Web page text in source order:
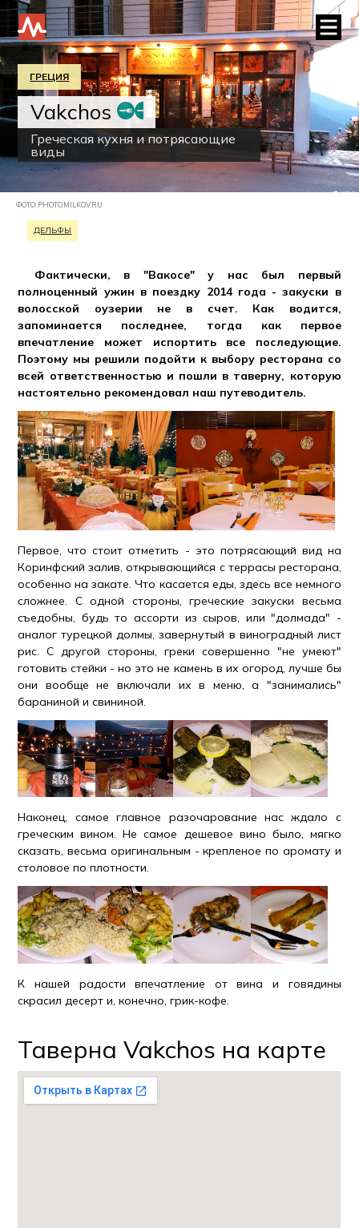
ГРЕЦИЯ
Vakchos
Греческая кухня и потрясающие
виды
ФОТО: PHOTO.MILKOV.RU
ДЕЛЬФЫ
Фактически, в "Вакосе" у нас был первый
полноценный ужин в поездку 2014 года - закуски в
волосской оузерии не в счет. Как водится,
запоминается последнее, тогда как первое
впечатление может испортить все последующие.
Поэтому мы решили подойти к выбору ресторана со
всей ответственностью и пошли в таверну, которую
настоятельно рекомендовал наш путеводитель.
Первое, что стоит отметить - это потрясающий вид на
Коринфский залив, открывающийся с террасы ресторана,
особенно на закате. Что касается еды, здесь все немного
сложнее. С одной стороны, греческие закуски весьма
съедобны, будь то ассорти из сыров, или "долмада" -
аналог турецкой долмы, завернутый в виноградный лист
рис. С другой стороны, греки совершенно "не умеют"
готовить стейки - но это не камень в их огород, лучше бы
они вообще не включали их в меню, а "занимались"
бараниной и свининой.
Наконец, самое главное разочарование нас ждало с
греческим вином. Не самое дешевое вино было, мягко
сказать, весьма оригинальным - крепленое по аромату и
столовое по плотности.
К нашей радости впечатление от вина и говядины
скрасил десерт и, конечно, грик-кофе.
Таверна Vakchos на карте